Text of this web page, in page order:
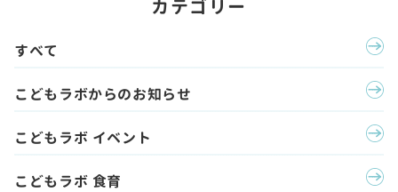
カテゴリー
すべて
こどもラボからのお知らせ
こどもラボ イベント
こどもラボ 食育